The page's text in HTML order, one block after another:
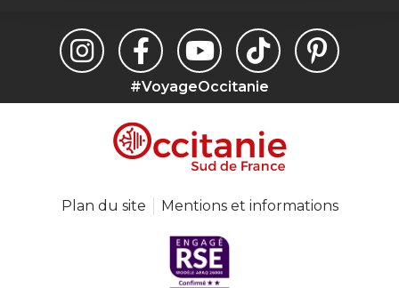
#VoyageOccitanie
Plan du site Mentions et informations